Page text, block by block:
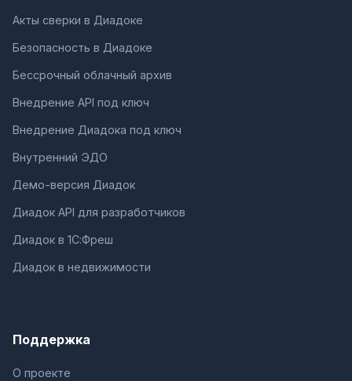
Акты сверки в Диадоке
Безопасность в Диадоке
Бессрочный облачный архив
Внедрение API под ключ
Внедрение Диадока под ключ
Внутренний ЭДО
Демо-версия Диадок
Диадок API для разработчиков
Диадок в 1С:Фреш
Диадок в недвижимости
Поддержка
О проекте